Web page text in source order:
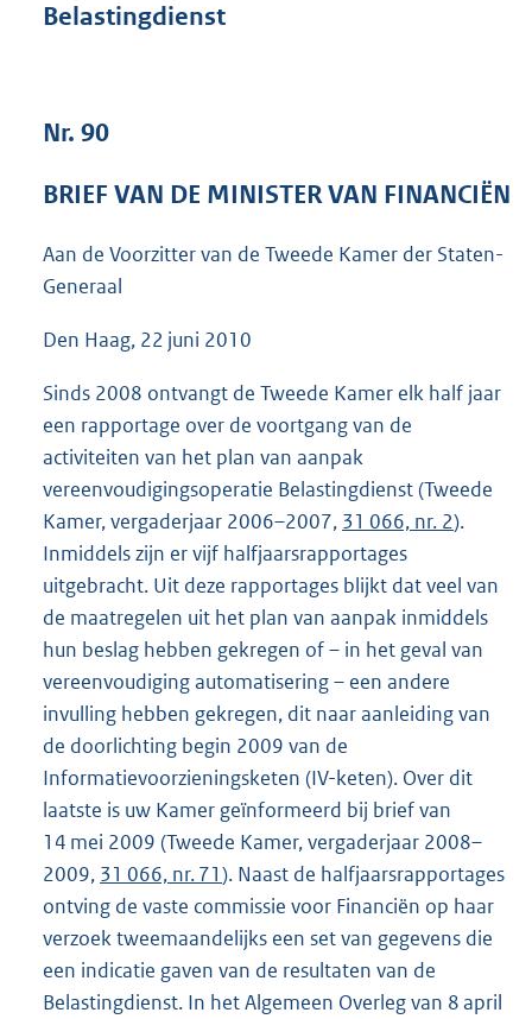
e
3
Belastingdienst
Nr. 90
BRIEF VAN DE MINISTER VAN FINANCIËN
Aan de Voorzitter van de Tweede Kamer der Staten-
Generaal
Den Haag, 22 juni 2010
Sinds 2008 ontvangt de Tweede Kamer elk half jaar
een rapportage over de voortgang van de
activiteiten van het plan van aanpak
vereenvoudigingsoperatie Belastingdienst (Tweede
Kamer, vergaderjaar 2006–2007, 31 066, nr. 2).
Inmiddels zijn er vijf halfjaarsrapportages
uitgebracht. Uit deze rapportages blijkt dat veel van
de maatregelen uit het plan van aanpak inmiddels
hun beslag hebben gekregen of – in het geval van
vereenvoudiging automatisering – een andere
invulling hebben gekregen, dit naar aanleiding van
de doorlichting begin 2009 van de
Informatievoorzieningsketen (IV-keten). Over dit
laatste is uw Kamer geïnformeerd bij brief van
14 mei 2009 (Tweede Kamer, vergaderjaar 2008–
2009, 31 066, nr. 71). Naast de halfjaarsrapportages
ontving de vaste commissie voor Financiën op haar
verzoek tweemaandelijks een set van gegevens die
een indicatie gaven van de resultaten van de
Belastingdienst. In het Algemeen Overleg van 8 april